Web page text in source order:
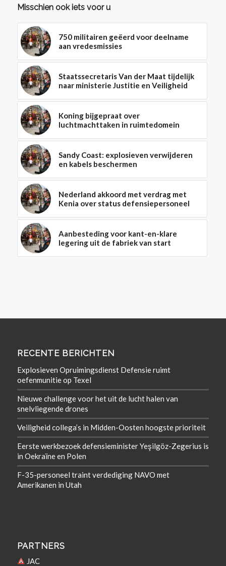
Misschien ook iets voor u
750 militairen geëerd voor deelname
aan vredesmissies
Staatssecretaris Van der Maat tijdelijk
naar ministerie Justitie en Veiligheid
Koning bijgepraat over
luchtmachttaken in ruimtedomein
Sandy Coast: explosieven verwijderen
en kabels beschermen
Nederland akkoord met verdrag met
Kenia over status defensiepersoneel
Aanbesteding voor kant-en-klare
legering uit de fabriek van start
RECENTE BERICHTEN
Explosieven Opruimingsdienst Defensie ruimt
oefenmunitie op Texel
Nieuwe challenge voor het uit de lucht halen van
snelvliegende drones
Veiligheid collega’s in Midden-Oosten hoogste prioriteit
Eerste werkbezoek defensieminister Yeşilgöz-Zegerius is
in Oekraïne en Polen
F-35-personeel traint verdediging NAVO met
Amerikanen in Utah
PARTNERS
JAC